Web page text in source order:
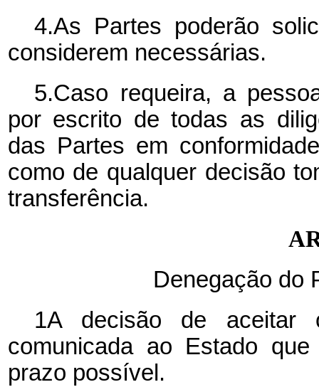
4.As Partes poderão
considerem necessárias.
5.Caso requeira, a
por escrito de todas as
das Partes em
como de qualquer decisão
transferência.
Denegação do
1A decisão de aceitar
comunicada ao Estado
prazo possível.